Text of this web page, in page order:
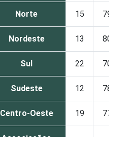
Norte 15 79
Nordeste 13 80
Sul 22 70
Sudeste 12 78
Centro-Oeste 19 77
Associações